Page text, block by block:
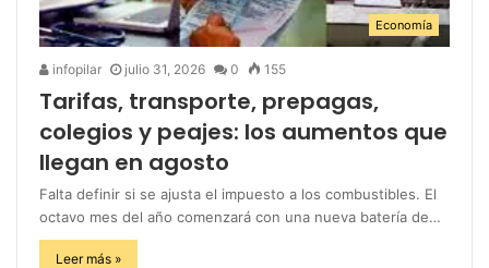
Economía
infopilar julio 31, 2026 0 155
Tarifas, transporte, prepagas,
colegios y peajes: los aumentos que
llegan en agosto
Falta definir si se ajusta el impuesto a los combustibles. El
octavo mes del año comenzará con una nueva batería de…
Leer más »